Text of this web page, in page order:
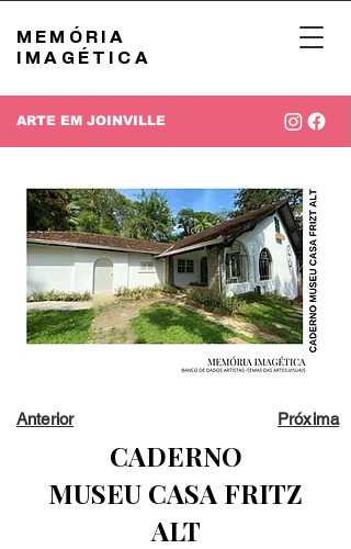
ARTE EM JOINVILLE
MEMÓRIA
IMAGÉTICA
Anterior Próxima
CADERNO
MUSEU CASA FRITZ
ALT